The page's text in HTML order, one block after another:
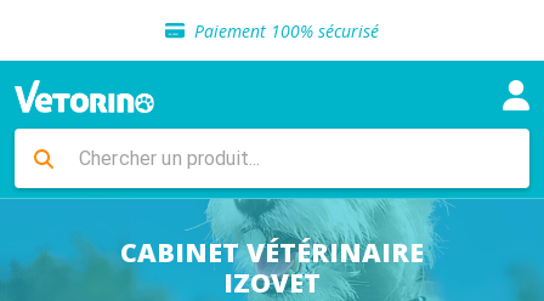
Paiement 100% sécurisé
Livraison gratuite en clinique vétérinaire
Sélection de croquettes vétérinaire
Livraison gratuite en clinique vétérinaire
Retour gratuit en clinique
Sélection de croquettes vétérinaire
CABINET VÉTÉRINAIRE
IZOVET